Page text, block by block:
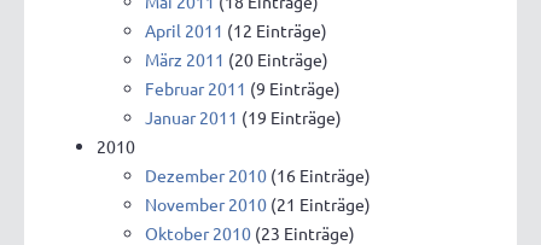
April 2011 (12 Einträge)
März 2011 (20 Einträge)
Februar 2011 (9 Einträge)
Januar 2011 (19 Einträge)
2010
Dezember 2010 (16 Einträge)
November 2010 (21 Einträge)
Oktober 2010 (23 Einträge)